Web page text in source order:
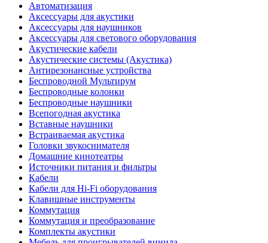
Автоматизация
Аксессуары для акустики
Аксессуары для наушников
Аксессуары для светового оборудования
Акустические кабели
Акустические системы (Акустика)
Антирезонансные устройства
Беспроводной Мультирум
Беспроводные колонки
Беспроводные наушники
Всепогодная акустика
Вставные наушники
Встраиваемая акустика
Головки звукоснимателя
Домашние кинотеатры
Источники питания и фильтры
Кабели
Кабели для Hi-Fi оборудования
Клавишные инструменты
Коммутация
Коммутация и преобразование
Комплекты акустики